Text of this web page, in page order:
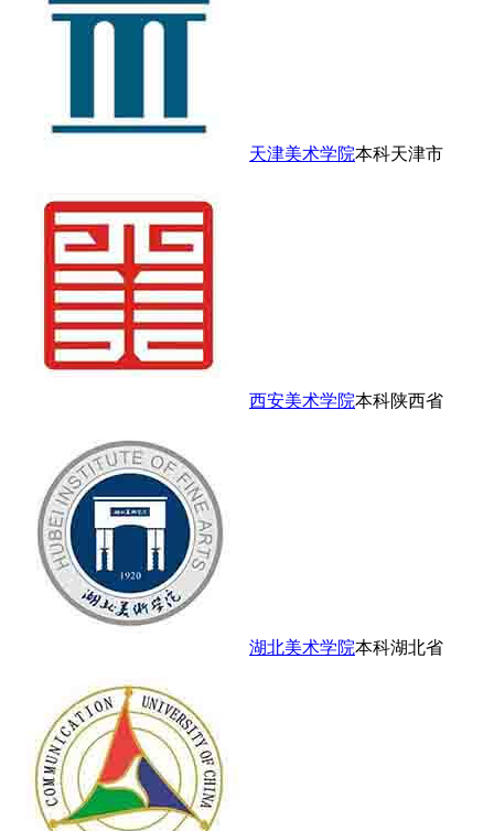
天津美术学院本科天津市
西安美术学院本科陕西省
湖北美术学院本科湖北省